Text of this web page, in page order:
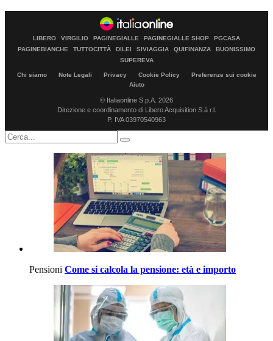
LIBERO VIRGILIO PAGINEGIALLE PAGINEGIALLE SHOP
PGCASA
PAGINEBIANCHE
TUTTOCITTÀ DILEI SIVIAGGIA QUIFINANZA
BUONISSIMO
SUPEREVA
Chi siamo Note Legali Privacy Cookie Policy
Preferenze sui cookie
Aiuto
© Italiaonline S.p.A. 2026
Direzione e coordinamento di Libero Acquisition S.á r.l.
P. IVA 03970540963
Pensioni Come si calcola la pensione: età e importo